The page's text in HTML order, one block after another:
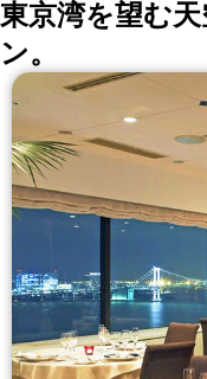
東京湾を望む
ン。